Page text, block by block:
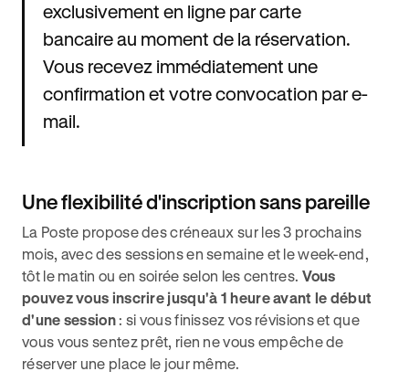
exclusivement en ligne par carte
bancaire au moment de la réservation.
Vous recevez immédiatement une
confirmation et votre convocation par e-
mail.
Une flexibilité d'inscription sans pareille
La Poste propose des créneaux sur les 3 prochains
mois, avec des sessions en semaine et le week-end,
tôt le matin ou en soirée selon les centres. Vous
pouvez vous inscrire jusqu'à 1 heure avant le début
d'une session: si vous finissez vos révisions et que
vous vous sentez prêt, rien ne vous empêche de
réserver une place le jour même.